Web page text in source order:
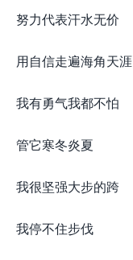
努力代表汗水无价
用自信走遍海角天涯
我有勇气我都不怕
管它寒冬炎夏
我很坚强大步的跨
我停不住步伐